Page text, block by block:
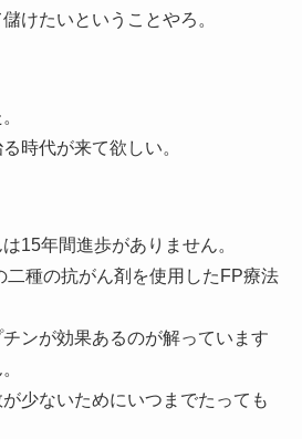
けたいということやろ。
時代が来て欲しい。
15年間進歩がありません。
二種の抗がん剤を使用したFP療法
ンが効果あるのが解っています
少ないためにいつまでたっても